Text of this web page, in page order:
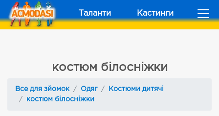
Таланти Кастинги
костюм бiлоснiжки
Все для зйомок Одяг
Костюми дитячі
костюм бiлоснiжки